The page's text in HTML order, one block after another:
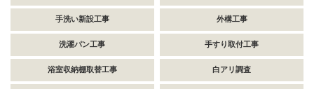
手洗い新設工事 外構工事
洗濯パン工事 手すり取付工事
浴室収納棚取替工事 白アリ調査